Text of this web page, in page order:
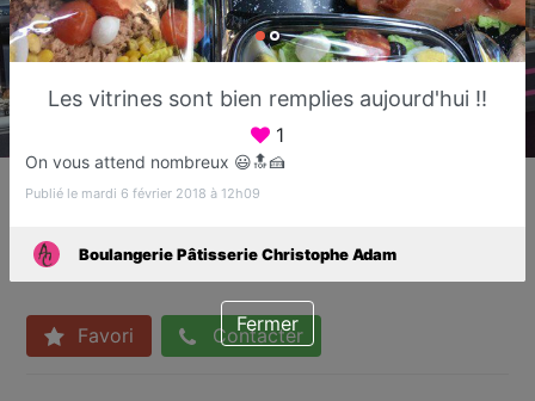
Boulangerie Pâtisserie
Christophe Adam
Fréjus
Favori Contacter
Les vitrines sont bien remplies aujourd'hui !!
1
On vous attend nombreux 😃🔝🍰
Publié le mardi 6 février 2018 à 12h09
Boulangerie Pâtisserie Christophe Adam
Fermer